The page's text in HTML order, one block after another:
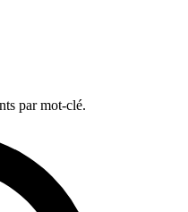
par mot-clé.